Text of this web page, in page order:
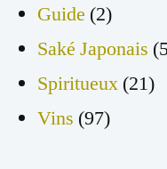
Guide (2)
Saké Japonais
Spiritueux (21)
Vins (97)